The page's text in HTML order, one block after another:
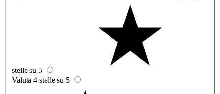
stelle su 5
Valuta 4 stelle su 5